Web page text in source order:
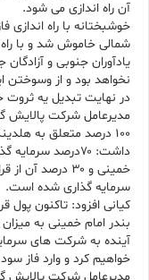
آن راه اندازی می شود.
خوشبختانه با راه اندازی
شمالی خاموش شد و با
یادآوران جنوبی و
نخواهد بود و از
در نهایت تبدیل یه
مدیرعامل شرکت پالایش
۱۰۰ درصد متعلق به
داشت: ۷۰درصد
خمینی و ۳۰ درصد
سرمایه گذاری شده است.
آینده به شرکت های
خواهیم کرد و وارد فاز